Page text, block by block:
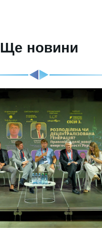
Ще новини